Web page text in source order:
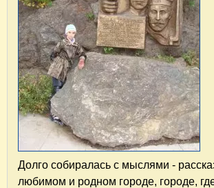
Долго собиралась с мыслями -
любимом и родном городе, городе,